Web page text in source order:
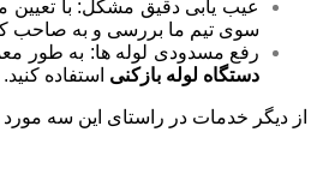
عیب یابی دقیق مشکل: با تعیین
سوی تیم ما بررسی و به صاحب
رفع مسدودی لوله ها: به طور
دستگاه لوله بازکنی استفاده
از دیگر خدمات در راستای این سه